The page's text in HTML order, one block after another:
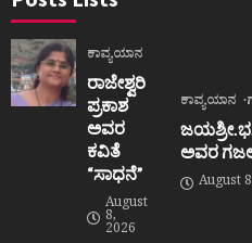
ಕಾವ್ಯಯಾನ
ರಾಜೇಶ್ವರಿ
ಪ್ರಕಾಶ
ಅವರ
ಕವಿತೆ
“ಸಾಧನೆ”
August
8,
2026
ಕಾವ್ಯಯಾನ
ಅವರ
August